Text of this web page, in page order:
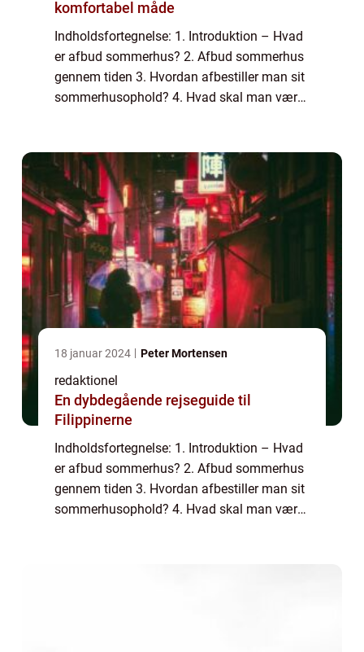
komfortabel måde
Indholdsfortegnelse: 1. Introduktion – Hvad
er afbud sommerhus? 2. Afbud sommerhus
gennem tiden 3. Hvordan afbestiller man sit
sommerhusophold? 4. Hvad skal man være
18 januar 2024 Peter Mortensen
redaktionel
En dybdegående rejseguide til
Filippinerne
Indholdsfortegnelse: 1. Introduktion – Hvad
er afbud sommerhus? 2. Afbud sommerhus
gennem tiden 3. Hvordan afbestiller man sit
sommerhusophold? 4. Hvad skal man være